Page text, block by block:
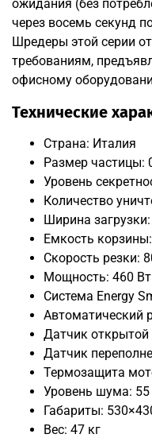
ожидания (без
через восемь секунд
Шредеры этой серии
требованиям,
офисному
Технические
Страна: Италия
Размер частицы:
Уровень
Количество
Ширина
Емкость
Скорость резки:
Мощность: 460 Вт
Система Energy
Автоматический
Датчик открытой
Датчик
Термозащита
Уровень шума:
Габариты:
Вес: 47 кг